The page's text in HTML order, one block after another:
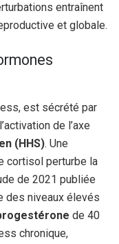
entraînent
et globale.
est sécrété par
de l’axe
(HHS). Une
cortisol perturbe la
de 2021 publiée
des niveaux élevés
de 40
chronique,